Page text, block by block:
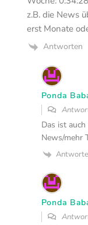
z.B. die News
erst Monate
Antworten
Ponda
Das ist
News/mehr
Ponda